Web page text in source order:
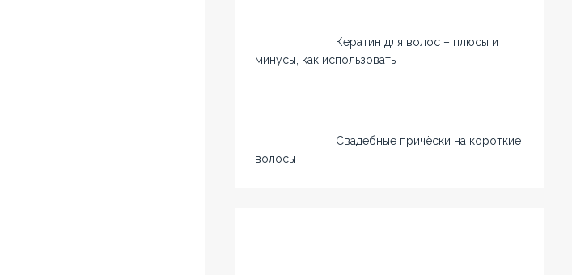
Кератин для волос – плюсы и
минусы, как использовать
Свадебные причёски на короткие
волосы